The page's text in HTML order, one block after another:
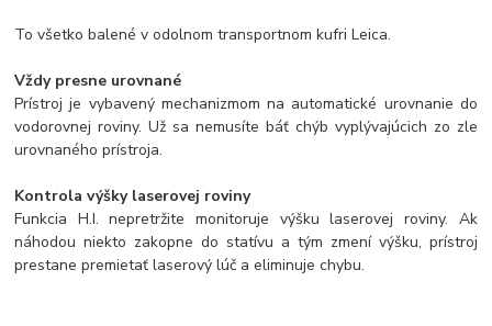
To všetko balené v odolnom transportnom kufri Leica.
Vždy presne urovnané
Prístroj je vybavený mechanizmom na automatické urovnanie do
vodorovnej roviny. Už sa nemusíte báť chýb vyplývajúcich zo zle
urovnaného prístroja.
Kontrola výšky laserovej roviny
Funkcia H.I. nepretržite monitoruje výšku laserovej roviny. Ak
náhodou niekto zakopne do statívu a tým zmení výšku, prístroj
prestane premietať laserový lúč a eliminuje chybu.